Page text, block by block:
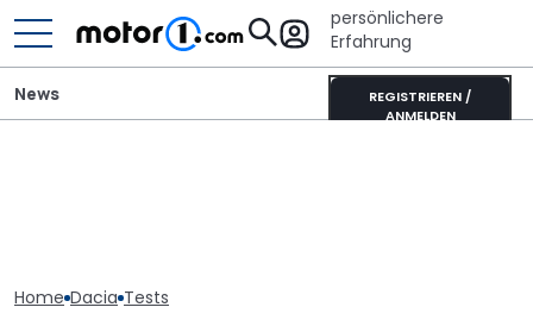
persönlichere
Erfahrung
REGISTRIEREN /
ANMELDEN
News
Home Dacia Tests